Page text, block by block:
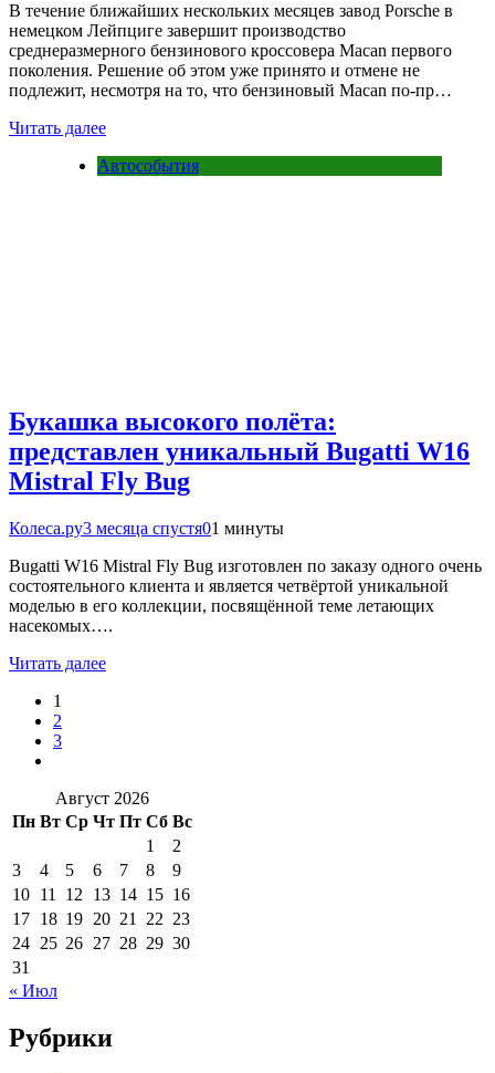
В течение ближайших нескольких месяцев завод Porsche в
немецком Лейпциге завершит производство
среднеразмерного бензинового кроссовера Macan первого
поколения. Решение об этом уже принято и отмене не
подлежит, несмотря на то, что бензиновый Macan по-пр…
Читать далее
Автособытия
Букашка высокого полёта:
представлен уникальный Bugatti W16
Mistral Fly Bug
Колеса.ру3 месяца спустя01 минуты
Bugatti W16 Mistral Fly Bug изготовлен по заказу одного очень
состоятельного клиента и является четвёртой уникальной
моделью в его коллекции, посвящённой теме летающих
насекомых….
Читать далее
1
2
3
Август 2026
Пн Вт Ср Чт Пт Сб Вс
1
2
3
4 5 6 7 8
9
10 11 12 13 14 15 16
17 18 19 20 21 22 23
24 25 26 27 28 29 30
31
« Июл
Рубрики